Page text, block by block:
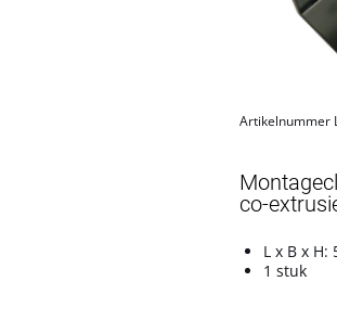
Artikelnummer
co-
L x B x H:
1 stuk